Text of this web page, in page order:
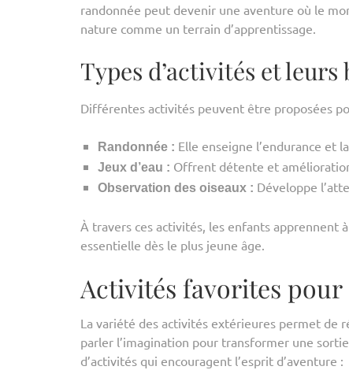
randonnée peut devenir une aventure où le
nature comme un terrain d’apprentissage.
Types d’activités et leurs
Différentes activités peuvent être proposées
Randonnée : Elle enseigne l’endurance et
Jeux d’eau : Offrent détente et
Observation des oiseaux : Développe
À travers ces activités, les enfants apprennent
essentielle dès le plus jeune âge.
Activités favorites pour
La variété des activités extérieures permet de
parler l’imagination pour transformer une
d’activités qui encouragent l’esprit d’aventure :